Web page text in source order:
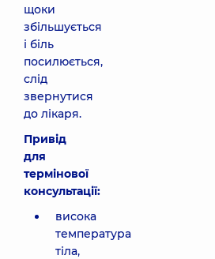
щоки
збільшується
і біль
посилюється,
слід
звернутися
до лікаря.
Привід
для
термінової
консультації:
висока
температура
тіла,